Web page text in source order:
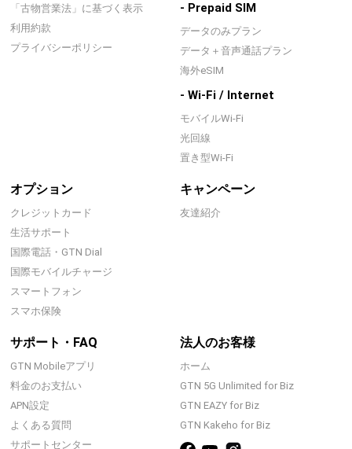
「古物営業法」に基づく表示
利用約款
プライバシーポリシー
- Prepaid SIM
データのみプラン
データ＋音声通話プラン
海外eSIM
- Wi-Fi / Internet
モバイルWi-Fi
光回線
置き型Wi-Fi
オプション
クレジットカード
生活サポート
国際電話・GTN Dial
国際モバイルチャージ
スマートフォン
スマホ保険
キャンペーン
友達紹介
サポート・FAQ
GTN Mobileアプリ
料金のお支払い
APN設定
よくある質問
サポートセンター
法人のお客様
ホーム
GTN 5G Unlimited for Biz
GTN EAZY for Biz
GTN Kakeho for Biz